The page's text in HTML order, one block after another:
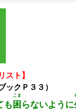
スト】
ックＰ３３）
も困
こま
らないように